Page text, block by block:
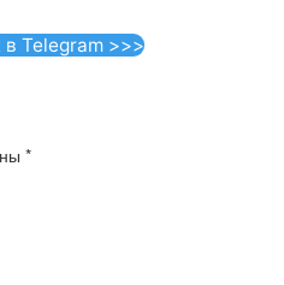
Telegram >>>
*